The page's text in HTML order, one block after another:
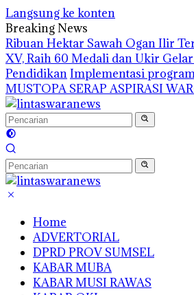
Langsung ke konten
Breaking News
Ribuan Hektar Sawah Ogan Ilir
XV, Raih 60 Medali dan Ukir
PendidikanImplementasi
MUSTOPA SERAP ASPIRASI
Home
ADVERTORIAL
DPRD PROV SUMSEL
KABAR MUBA
KABAR MUSI RAWAS